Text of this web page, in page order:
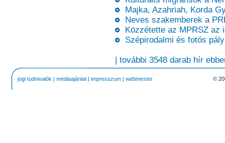
Majka, Azahriah, Korda
Neves szakemberek a
Közzétette az MPRSZ az
Szépirodalmi és fotós
| további 3548 darab hír
jogi tudnivalók | médiaajánlat | impresszum | webmester ©